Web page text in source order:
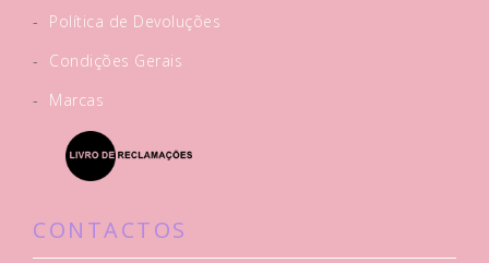
-
Política de Devoluções
-
Condições Gerais
-
Marcas
CONTACTOS